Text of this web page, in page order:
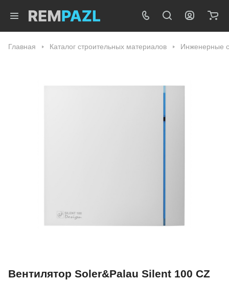
Главная Каталог строительных материалов Инженерные
Вентилятор Soler&Palau Silent 100 CZ